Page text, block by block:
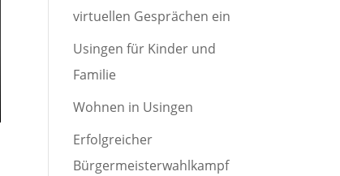
virtuellen Gesprächen ein
Usingen für Kinder und
Familie
Wohnen in Usingen
Erfolgreicher
Bürgermeisterwahlkampf